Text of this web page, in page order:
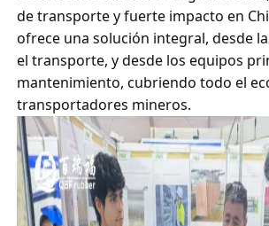
de transporte y fuerte impacto en
ofrece una solución integral, desde
el transporte, y desde los equipos
mantenimiento, cubriendo todo el
transportadores mineros.